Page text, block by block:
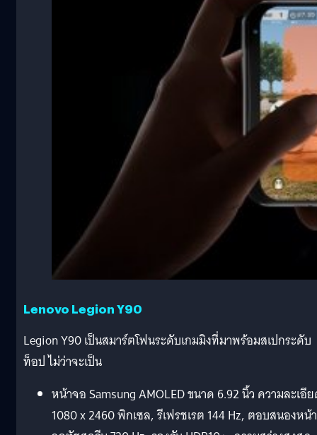
Lenovo Legion Y90
Legion Y90 เป็นสมาร์ตโฟนระดับเกมมิงที่มาพร้อมสเปกระดับ
ท็อป ไม่ว่าจะเป็น
หน้าจอ Samsung AMOLED ขนาด 6.92 นิ้ว ความละเอี
1080 x 2460 พิกเซล, รีเฟรชเรต 144 Hz, ตอบสนองหน้า